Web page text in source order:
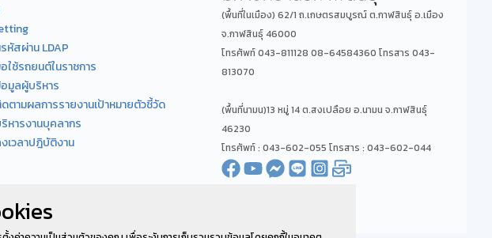
หัสผ่าน LDAP
ใช้รถยนต์ในราชการ
มูลผู้บริหาร
ตามผลการรายงานเป้าหมายตัวชี้วัด
หารงานบุคลากร
เวลาปฎิบัติงาน
(พื้นที่ในเมือง) 62/1 ถ.เกษตรสมบูรณ์ ต.กาฬสินธุ์ อ.เมือง
จ.กาฬสินธุ์ 46000
โทรศัพท์ 043-811128 08-64584360 โทรสาร 043-
813070
(พื้นที่นามน)13 หมู่ 14 ต.สงเปลือย อ.นามน จ.กาฬสินธุ์
46230
โทรศัพท์ : 043-602-055 โทรสาร : 043-602-044